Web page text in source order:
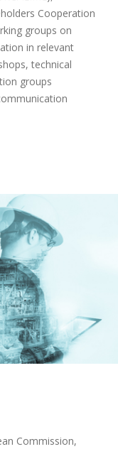
Cooperation
groups on
in relevant
technical
groups
Commission,